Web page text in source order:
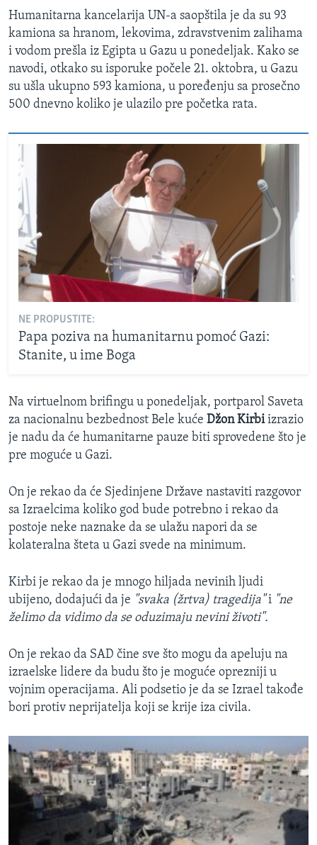
Humanitarna kancelarija UN-a saopštila je da su 93
kamiona sa hranom, lekovima, zdravstvenim zalihama
i vodom prešla iz Egipta u Gazu u ponedeljak. Kako se
navodi, otkako su isporuke počele 21. oktobra, u Gazu
su ušla ukupno 593 kamiona, u poređenju sa prosečno
500 dnevno koliko je ulazilo pre početka rata.
NE PROPUSTITE:
Papa poziva na humanitarnu pomoć Gazi:
Stanite, u ime Boga
Na virtuelnom brifingu u ponedeljak, portparol Saveta
za nacionalnu bezbednost Bele kuće Džon Kirbiizrazio
je nadu da će humanitarne pauze biti sprovedene što je
pre moguće u Gazi.
On je rekao da će Sjedinjene Države nastaviti razgovor
sa Izraelcima koliko god bude potrebno i rekao da
postoje neke naznake da se ulažu napori da se
kolateralna šteta u Gazi svede na minimum.
Kirbi je rekao da je mnogo hiljada nevinih ljudi
ubijeno, dodajući da je "svaka (žrtva) tragedija"i "ne
želimo da vidimo da se oduzimaju nevini životi".
On je rekao da SAD čine sve što mogu da apeluju na
izraelske lidere da budu što je moguće oprezniji u
vojnim operacijama. Ali podsetio je da se Izrael takođe
bori protiv neprijatelja koji se krije iza civila.